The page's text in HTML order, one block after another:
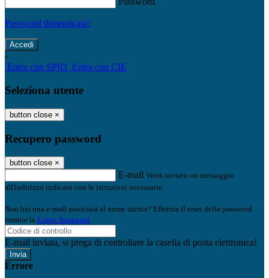
Password dimenticata?
-
Entra con SPID Entra con CIE
Seleziona utente
button close ×
Recupero password
button close ×
E-mail Verrà inviato un messaggio
all'indirizzo indicato con le istruzioni necessarie.
Non hai una e-mail associata al nome utente? Effettua il reset della password
tramite la Login Spaggiari
E-mail inviata, si prega di controllare la casella di posta elettronica!
Errore